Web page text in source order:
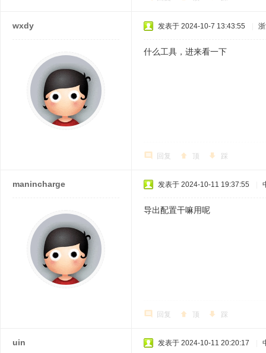
wxdy 发表于 2024-10-7 13:43:55
什么工具，进来看一下
回复 顶 踩
manincharge 发表于 2024-10-11 19:37:55
导出配置干嘛用呢
回复 顶 踩
uin 发表于 2024-10-11 20:20:17